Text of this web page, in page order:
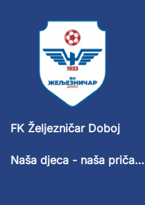
FK Željezničar Doboj
Naša djeca - naša priča…